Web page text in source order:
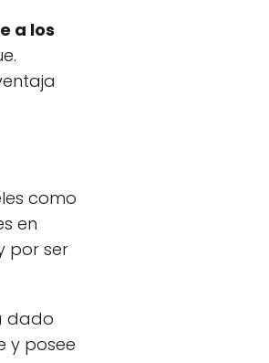
a los
como
en
por ser
dado
y posee